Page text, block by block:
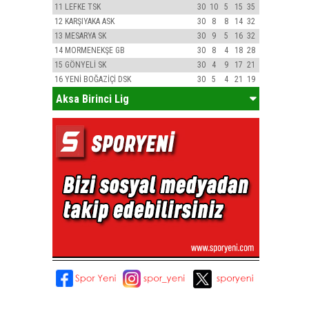
11 LEFKE TSK 30 10 5 15 35
12 KARŞIYAKA ASK 30 8 8 14 32
13 MESARYA SK 30 9 5 16 32
14 MORMENEKŞE GB 30 8 4 18 28
15 GÖNYELİ SK 30 4 9 17 21
16 YENİ BOĞAZİÇİ DSK 30 5 4 21 19
Aksa Birinci Lig